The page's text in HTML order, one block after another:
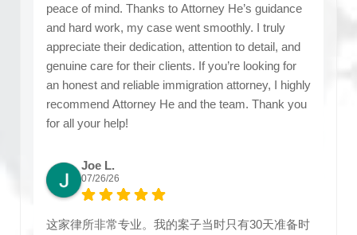
peace of mind. Thanks to Attorney He’s guidance
and hard work, my case went smoothly. I truly
appreciate their dedication, attention to detail, and
genuine care for their clients. If you’re looking for
an honest and reliable immigration attorney, I highly
recommend Attorney He and the team. Thank you
for all your help!
Joe L.
07/26/26
这家律所非常专业。我的案子当时只有30天准备时